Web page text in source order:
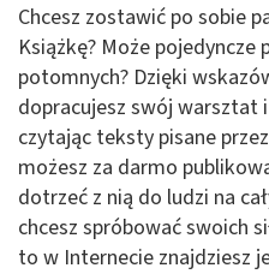
Chcesz zostawić po sobie
Książkę? Może pojedyncze
potomnych? Dzięki
dopracujesz swój warsztat
czytając teksty pisane
możesz za darmo
dotrzeć z nią do ludzi na
chcesz spróbować swoich
to w Internecie znajdziesz